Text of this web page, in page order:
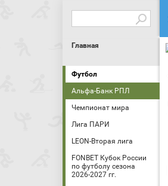
Главная
Футбол
Альфа-Банк РПЛ
Чемпионат мира
Лига ПАРИ
LEON-Вторая лига
FONBET Кубок России
по футболу сезона
2026-2027 гг.